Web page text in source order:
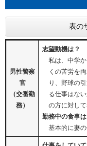
表の
男性警察
官
（交番勤
務）
志望動機は？
私は、中学
くの苦労を
り、野球の
る仕事はな
の方に対し
勤務中の食事
基本的に妻